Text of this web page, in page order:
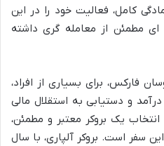
کامل، فعالیت خود را در این
ای مطمئن از معامله گری داشته
فارکس، برای بسیاری از افراد،
و دستیابی به استقلال مالی
یک بروکر معتبر و مطمئن،
سفر است. بروکر آلپاری، با سال